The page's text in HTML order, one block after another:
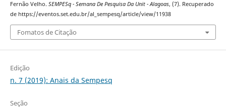
Fernão Velho. SEMPESq - Semana De Pesquisa Da Unit - Alagoas, (7). Recuperado
de https://eventos.set.edu.br/al_sempesq/article/view/11938
Fomatos de Citação
Edição
n. 7 (2019): Anais da Sempesq
Seção